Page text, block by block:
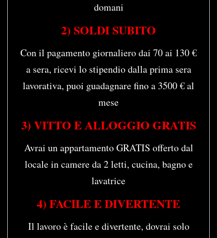
domani
2) SOLDI SUBITO
Con il pagamento giornaliero dai 70 ai 130 €
a sera, ricevi lo stipendio dalla prima sera
lavorativa, puoi guadagnare fino a 3500 € al
mese
3) VITTO E ALLOGGIO GRATIS
Avrai un appartamento GRATIS offerto dal
locale in camere da 2 letti, cucina, bagno e
lavatrice
4) FACILE E DIVERTENTE
Il lavoro è facile e divertente, dovrai solo